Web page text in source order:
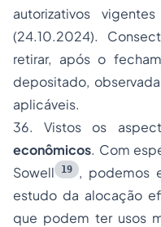
autorizativos
(24.10.2024).
retirar, após o
depositado,
aplicáveis.
36. Vistos os
econômicos. Com
Sowell
19 , podemos
estudo da alocação
que podem ter usos